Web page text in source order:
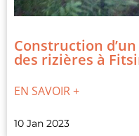
Construction
des rizières à
EN SAVOIR +
10 Jan 2023